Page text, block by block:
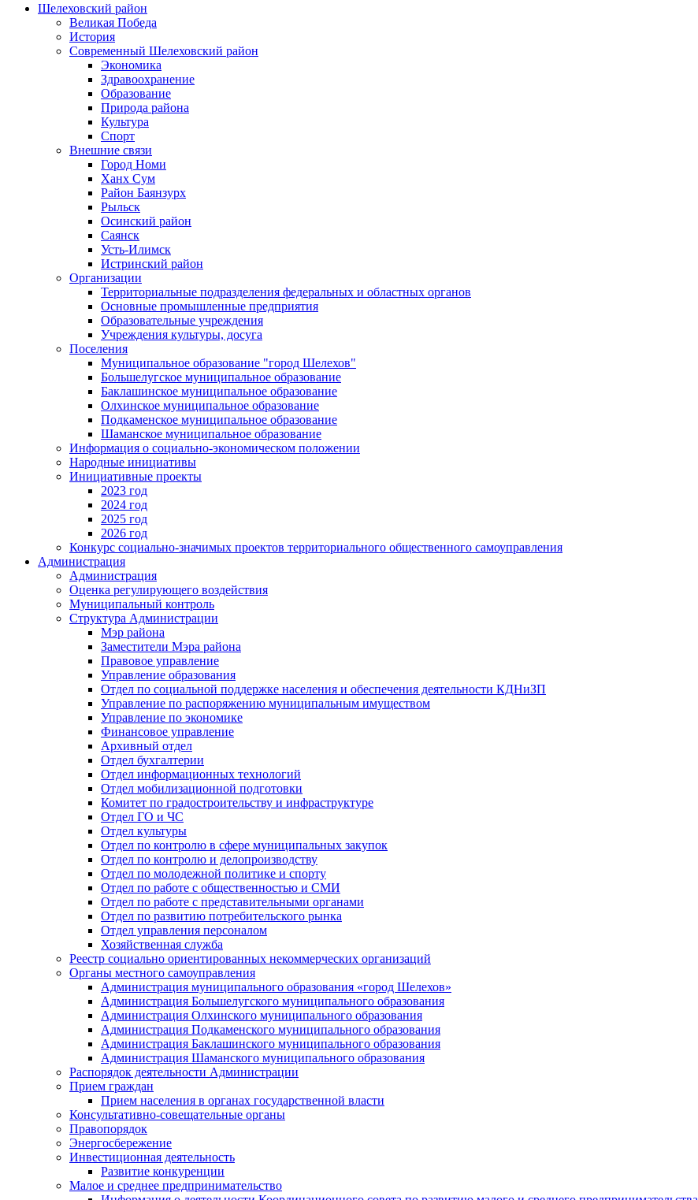
Шелеховский район
Великая Победа
История
Современный Шелеховский район
Экономика
Здравоохранение
Образование
Природа района
Культура
Спорт
Внешние связи
Город Номи
Ханх Сум
Район Баянзурх
Рыльск
Осинский район
Саянск
Усть-Илимск
Истринский район
Организации
Территориальные подразделения федеральных и областных органов
Основные промышленные предприятия
Образовательные учреждения
Учреждения культуры, досуга
Поселения
Муниципальное образование "город Шелехов"
Большелугское муниципальное образование
Баклашинское муниципальное образование
Олхинское муниципальное образование
Подкаменское муниципальное образование
Шаманское муниципальное образование
Информация о социально-экономическом положении
Народные инициативы
Инициативные проекты
2023 год
2024 год
2025 год
2026 год
Конкурс социально-значимых проектов территориального общественного самоуправления
Администрация
Администрация
Оценка регулирующего воздействия
Муниципальный контроль
Структура Администрации
Мэр района
Заместители Мэра района
Правовое управление
Управление образования
Отдел по социальной поддержке населения и обеспечения деятельности КДНиЗП
Управление по распоряжению муниципальным имуществом
Управление по экономике
Финансовое управление
Архивный отдел
Отдел бухгалтерии
Отдел информационных технологий
Отдел мобилизационной подготовки
Комитет по градостроительству и инфраструктуре
Отдел ГО и ЧС
Отдел культуры
Отдел по контролю в сфере муниципальных закупок
Отдел по контролю и делопроизводству
Отдел по молодежной политике и спорту
Отдел по работе с общественностью и СМИ
Отдел по работе с представительными органами
Отдел по развитию потребительского рынка
Отдел управления персоналом
Хозяйственная служба
Реестр социально ориентированных некоммерческих организаций
Органы местного самоуправления
Администрация муниципального образования «город Шелехов»
Администрация Большелугского муниципального образования
Администрация Олхинского муниципального образования
Администрация Подкаменского муниципального образования
Администрация Баклашинского муниципального образования
Администрация Шаманского муниципального образования
Распорядок деятельности Администрации
Прием граждан
Прием населения в органах государственной власти
Консультативно-совещательные органы
Правопорядок
Энергосбережение
Инвестиционная деятельность
Развитие конкуренции
Малое и среднее предпринимательство